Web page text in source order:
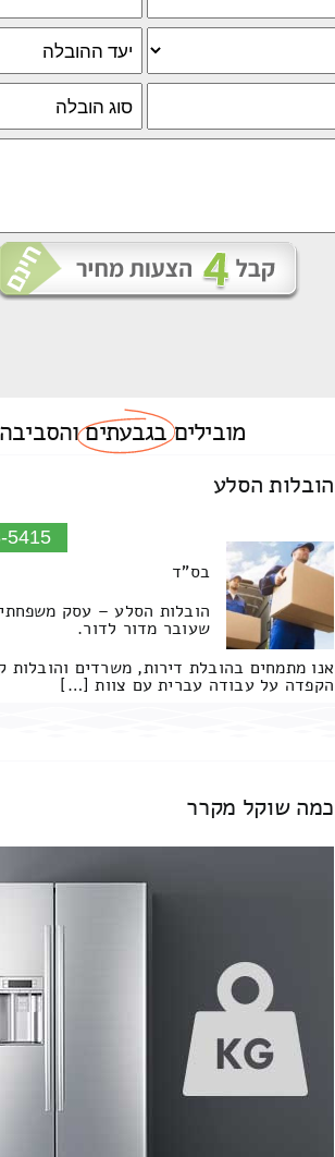
מוביליםבגבעתיםוהסביבה
הובלות הסלע
5415
בס"ד
הובלות הסלע – עסק משפחתי
שעובר מדור לדור.
אנו מתמחים בהובלת דירות, משרדים והובלות
הקפדה על עבודה עברית עם צוות […]
כמה שוקל מקרר